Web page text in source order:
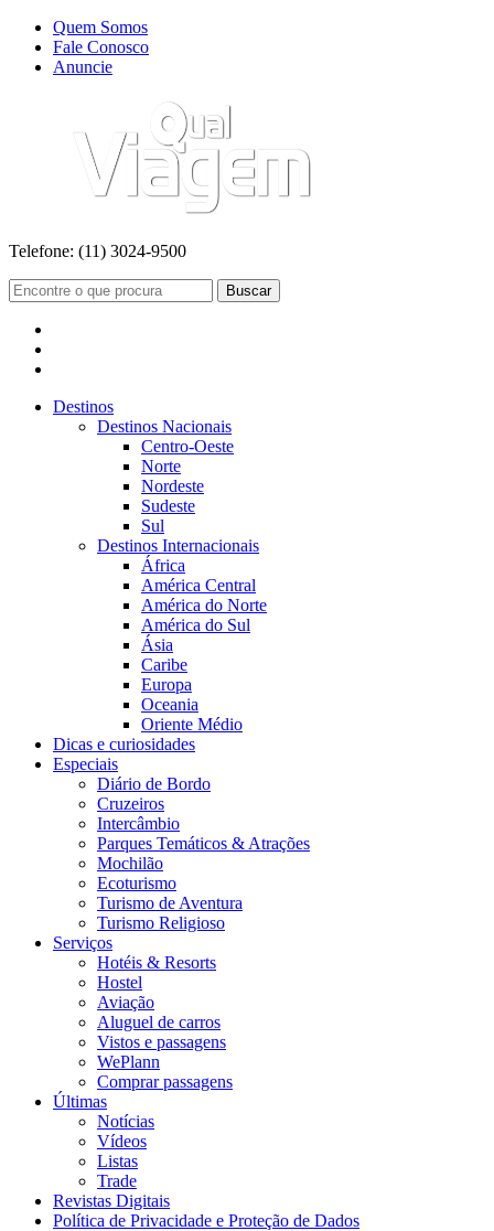
Quem Somos
Fale Conosco
Anuncie
Telefone: (11) 3024-9500
Buscar
Destinos
Destinos Nacionais
Centro-Oeste
Norte
Nordeste
Sudeste
Sul
Destinos Internacionais
África
América Central
América do Norte
América do Sul
Ásia
Caribe
Europa
Oceania
Oriente Médio
Dicas e curiosidades
Especiais
Diário de Bordo
Cruzeiros
Intercâmbio
Parques Temáticos & Atrações
Mochilão
Ecoturismo
Turismo de Aventura
Turismo Religioso
Serviços
Hotéis & Resorts
Hostel
Aviação
Aluguel de carros
Vistos e passagens
WePlann
Comprar passagens
Últimas
Notícias
Vídeos
Listas
Trade
Revistas Digitais
Política de Privacidade e Proteção de Dados